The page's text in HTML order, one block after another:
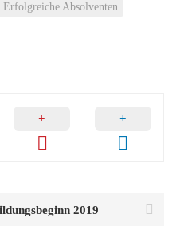
Erfolgreiche Absolventen
2019